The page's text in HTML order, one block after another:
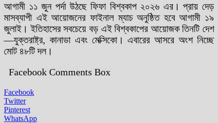
আগামী ১১ জুন পর্দা উঠছে ফিফা বিশ্বকাপ ২০২৬ এর। প্রায় দেড়
মাসব্যাপী এই আয়োজনের ফাইনাল ম্যাচ অনুষ্ঠিত হবে আগামী ১৯
জুলাই। ইতিহাসের সবচেয়ে বড় এই বিশ্বকাপের আয়োজক তিনটি দেশ
—যুক্তরাষ্ট্র, কানাডা এবং মেক্সিকো। এবারের আসরে অংশ নিচ্ছে
মোট ৪৮টি দল।
Facebook Comments Box
Facebook
Twitter
Pinterest
WhatsApp